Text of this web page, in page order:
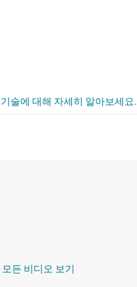
술에 대해 자세히 알아보세요.
모든 비디오 보기